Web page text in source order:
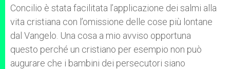
Concilio è stata facilitata l’applicazione dei salmi alla
vita cristiana con l’omissione delle cose più lontane
dal Vangelo. Una cosa a mio avviso opportuna
questo perché un cristiano per esempio non può
augurare che i bambini dei persecutori siano